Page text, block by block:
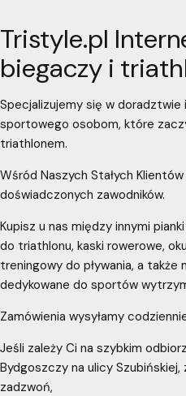
Tristyle.pl
biegaczy i
Specjalizujemy się w
sportowego osobom, które
triathlonem.
Wśród Naszych Stałych
doświadczonych zawodników.
Kupisz u nas między innymi
do triathlonu, kaski rowerowe,
treningowy do pływania, a także
dedykowane do sportów
Zamówienia wysyłamy
Jeśli zależy Ci na szybkim
Bydgoszczy na ulicy
zadzwoń,